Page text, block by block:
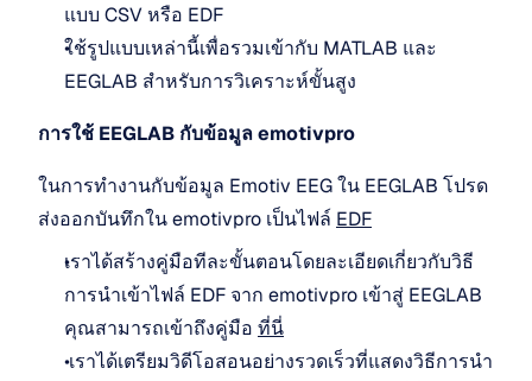
แบบ CSV หรือ EDF
ใช้รูปแบบเหล่านี้เพื่อรวมเข้ากับ MATLAB และ
EEGLAB สำหรับการวิเคราะห์ขั้นสูง
การใช้ EEGLAB กับข้อมูล emotivpro
ในการทำงานกับข้อมูล Emotiv EEG ใน EEGLAB โปรด
ส่งออกบันทึกใน emotivpro เป็นไฟล์ EDF
เราได้สร้างคู่มือทีละขั้นตอนโดยละเอียดเกี่ยวกับวิธี
การนำเข้าไฟล์ EDF จาก emotivpro เข้าสู่ EEGLAB
คุณสามารถเข้าถึงคู่มือ ที่นี่
เราได้เตรียมวิดีโอสอนอย่างรวดเร็วที่แสดงวิธีการนำ